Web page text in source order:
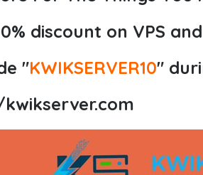
discount on VPS
"KWIKSERVER10"